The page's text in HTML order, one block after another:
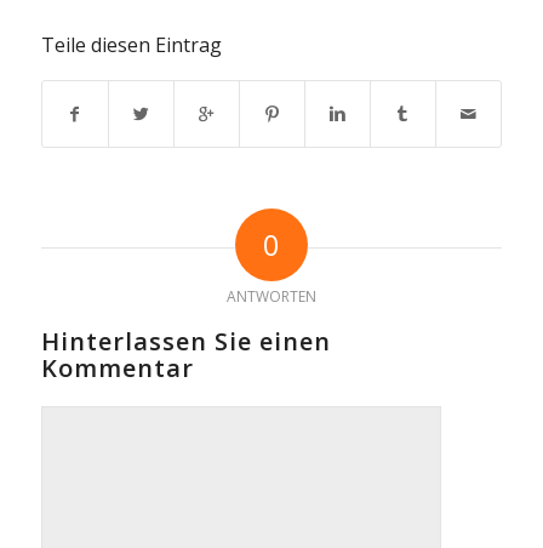
Teile diesen Eintrag
0
ANTWORTEN
Hinterlassen Sie einen
Kommentar